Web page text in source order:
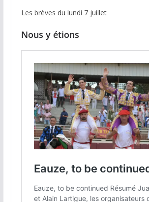
Les brèves du lundi 7 juillet
Nous y étions